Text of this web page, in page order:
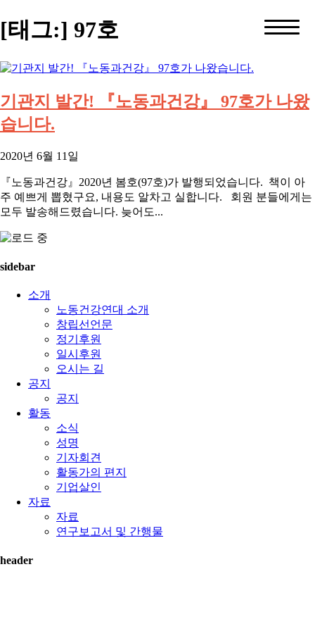
[태그:] 97호
기관지 발간! 『노동과건강』 97호가 나왔
습니다.
2020년 6월 11일
『노동과건강』2020년 봄호(97호)가 발행되었습니다. 책이 아
주 예쁘게 뽑혔구요, 내용도 알차고 실합니다. 회원 분들에게는
모두 발송해드렸습니다. 늦어도...
sidebar
소개
노동건강연대 소개
창립선언문
정기후원
일시후원
오시는 길
공지
공지
활동
소식
성명
기자회견
활동가의 편지
기업살인
자료
자료
연구보고서 및 간행물
header